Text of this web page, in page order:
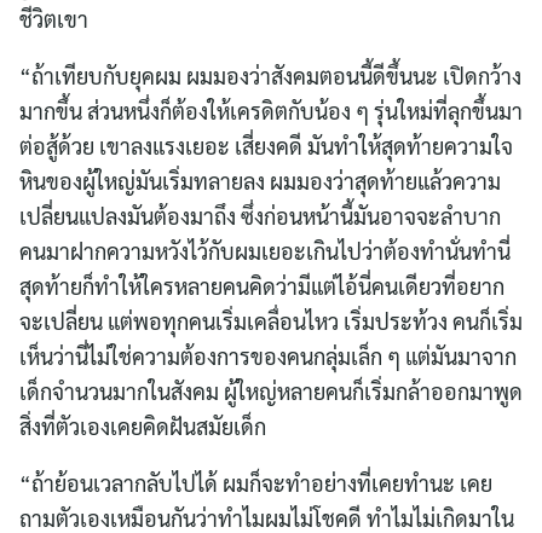
ชีวิตเขา
“ถ้าเทียบกับยุคผม ผมมองว่าสังคมตอนนี้ดีขึ้นนะ เปิดกว้าง
มากขึ้น ส่วนหนึ่งก็ต้องให้เครดิตกับน้อง ๆ รุ่นใหม่ที่ลุกขึ้นมา
ต่อสู้ด้วย เขาลงแรงเยอะ เสี่ยงคดี มันทำให้สุดท้ายความใจ
หินของผู้ใหญ่มันเริ่มทลายลง ผมมองว่าสุดท้ายแล้วความ
เปลี่ยนแปลงมันต้องมาถึง ซึ่งก่อนหน้านี้มันอาจจะลำบาก
คนมาฝากความหวังไว้กับผมเยอะเกินไปว่าต้องทำนั่นทำนี่
สุดท้ายก็ทำให้ใครหลายคนคิดว่ามีแต่ไอ้นี่คนเดียวที่อยาก
จะเปลี่ยน แต่พอทุกคนเริ่มเคลื่อนไหว เริ่มประท้วง คนก็เริ่ม
เห็นว่านี่ไม่ใช่ความต้องการของคนกลุ่มเล็ก ๆ แต่มันมาจาก
เด็กจำนวนมากในสังคม ผู้ใหญ่หลายคนก็เริ่มกล้าออกมาพูด
สิ่งที่ตัวเองเคยคิดฝันสมัยเด็ก
“ถ้าย้อนเวลากลับไปได้ ผมก็จะทำอย่างที่เคยทำนะ เคย
ถามตัวเองเหมือนกันว่าทำไมผมไม่โชคดี ทำไมไม่เกิดมาใน